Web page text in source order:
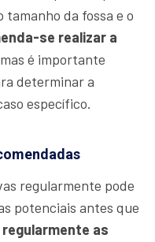
da fossa e o
se realizar a
é importante
determinar a
específico.
regularmente pode
potenciais antes que
as